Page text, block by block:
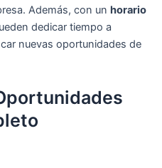
Además, con un horario
dedicar tiempo a
nuevas oportunidades de